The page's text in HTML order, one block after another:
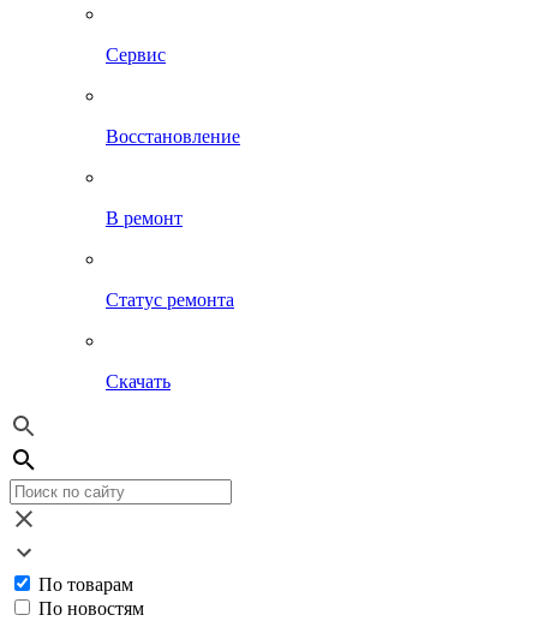
Сервис
Восстановление
В ремонт
Статус ремонта
Скачать
По товарам
По новостям